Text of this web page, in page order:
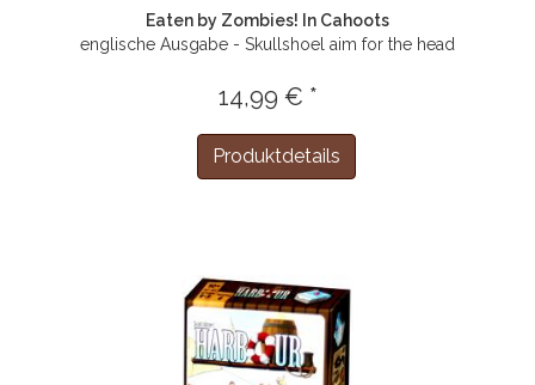
Eaten by Zombies! In Cahoots
englische Ausgabe - Skullshoel aim for the head
14,99 € *
Produktdetails